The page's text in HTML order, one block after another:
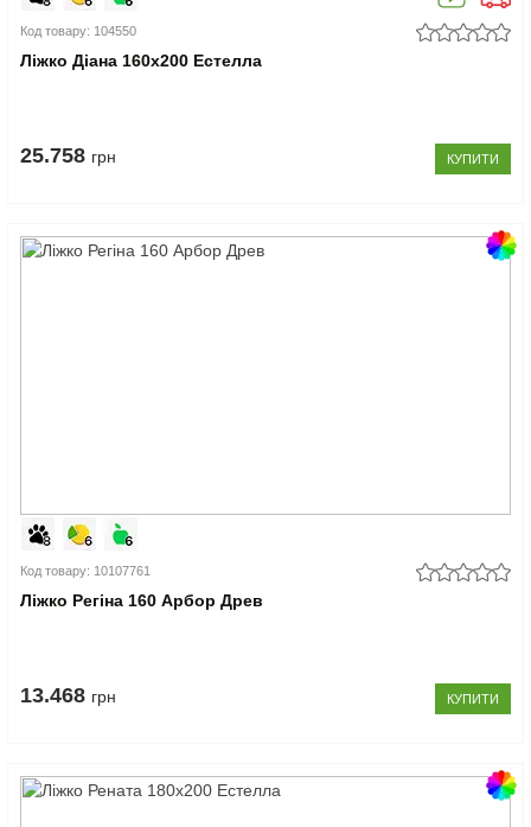
Код товару: 104550
Ліжко Діана 160x200 Естелла
25.758 грн КУПИТИ
Код товару: 10107761
Ліжко Регіна 160 Арбор Древ
13.468 грн КУПИТИ